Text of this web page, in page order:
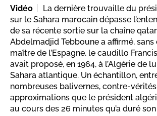
Vidéo
La dernière trouvaille du
sur le Sahara marocain dépasse
de sa récente sortie sur la chaîne
Abdelmadjid Tebboune a affirmé, sans
maître de l’Espagne, le caudillo
avait proposé, en 1964, à l’Algérie de
Sahara atlantique. Un échantillon,
nombreuses balivernes, contre-
approximations que le président
au cours des 26 minutes qu’a duré